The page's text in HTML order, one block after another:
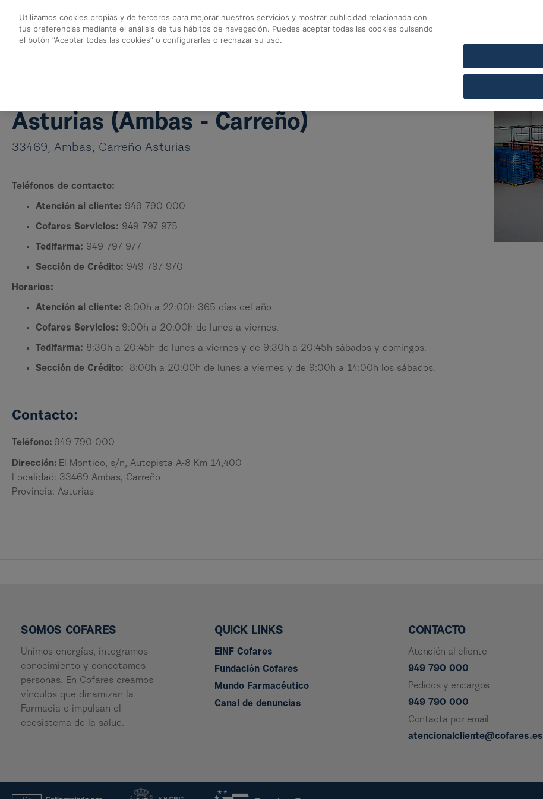
CONTACTO COFARES SECCIÓN DE CRÉDITO
Almacén Asturias - Cofares
Asturias (Ambas - Carreño)
33469, Ambas, Carreño Asturias
Teléfonos de contacto:
Atención al cliente: 949 790 000
Cofares Servicios: 949 797 975
Tedifarma: 949 797 977
Sección de Crédito: 949 797 970
Horarios:
Atención al cliente: 8:00h a 22:00h 365 días del año
Cofares Servicios: 9:00h a 20:00h de lunes a viernes.
Tedifarma: 8:30h a 20:45h de lunes a viernes y de 9:30h a 20:45h sábados y domingos.
Sección de Crédito: 8:00h a 20:00h de lunes a viernes y de 9:00h a 14:00h los sábados.
Contacto:
Teléfono: 949 790 000
Dirección: El Montico, s/n, Autopista A-8 Km 14,400
Localidad: 33469 Ambas, Carreño
Provincia: Asturias
SOMOS COFARES
Unimos energías, integramos
conocimiento y conectamos
personas. En Cofares creamos
vínculos que dinamizan la
Farmacia e impulsan el
ecosistema de la salud.
QUICK LINKS
EINF Cofares
Fundación Cofares
Mundo Farmacéutico
Canal de denuncias
CONTACTO
Atención al cliente
949 790 000
Pedidos y encargos
949 790 000
Contacta por email
atencionalcliente@cofares.es
Utilizamos cookies propias y de terceros para mejorar nuestros servicios y mostrar publicidad relacionada con
tus preferencias mediante el análisis de tus hábitos de navegación. Puedes aceptar todas las cookies pulsando
el botón “Aceptar todas las cookies” o configurarlas o rechazar su uso.